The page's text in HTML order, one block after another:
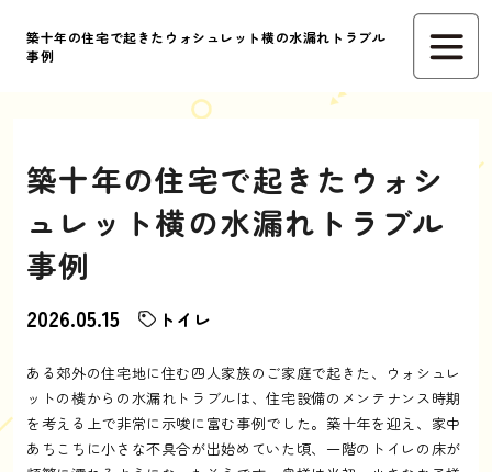
築十年の住宅で起きたウォシュレット横の水漏れトラブル
事例
築十年の住宅で起きたウォシ
ュレット横の水漏れトラブル
事例
2026.05.15 トイレ
ある郊外の住宅地に住む四人家族のご家庭で起きた、ウォシュレ
ットの横からの水漏れトラブルは、住宅設備のメンテナンス時期
を考える上で非常に示唆に富む事例でした。築十年を迎え、家中
あちこちに小さな不具合が出始めていた頃、一階のトイレの床が